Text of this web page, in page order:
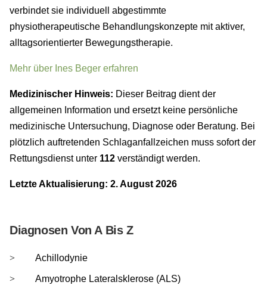
verbindet sie individuell abgestimmte
physiotherapeutische Behandlungskonzepte mit aktiver,
alltagsorientierter Bewegungstherapie.
Mehr über Ines Beger erfahren
Medizinischer Hinweis: Dieser Beitrag dient der
allgemeinen Information und ersetzt keine persönliche
medizinische Untersuchung, Diagnose oder Beratung. Bei
plötzlich auftretenden Schlaganfallzeichen muss sofort der
Rettungsdienst unter 112 verständigt werden.
Letzte Aktualisierung: 2. August 2026
Diagnosen Von A Bis Z
Achillodynie
Amyotrophe Lateralsklerose (ALS)